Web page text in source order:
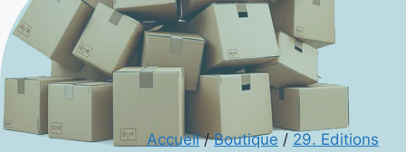
Accueil/Boutique / 29. Editions